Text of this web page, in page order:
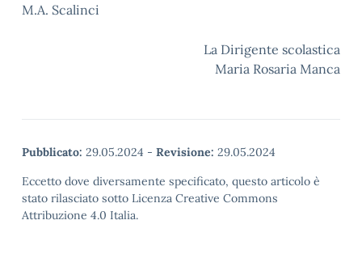
M.A. Scalinci
La Dirigente scolastica
Maria Rosaria Manca
Pubblicato: 29.05.2024 - Revisione: 29.05.2024
Eccetto dove diversamente specificato, questo articolo è
stato rilasciato sotto Licenza Creative Commons
Attribuzione 4.0 Italia.